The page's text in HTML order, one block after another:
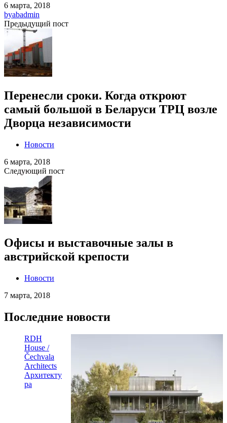
6 марта, 2018
byabadmin
Предыдущий пост
Перенесли сроки. Когда откроют
самый большой в Беларуси ТРЦ возле
Дворца независимости
Новости
6 марта, 2018
Следующий пост
Офисы и выставочные залы в
австрийской крепости
Новости
7 марта, 2018
Последние новости
RDH
House /
Čechvala
Architects
Архитекту
ра